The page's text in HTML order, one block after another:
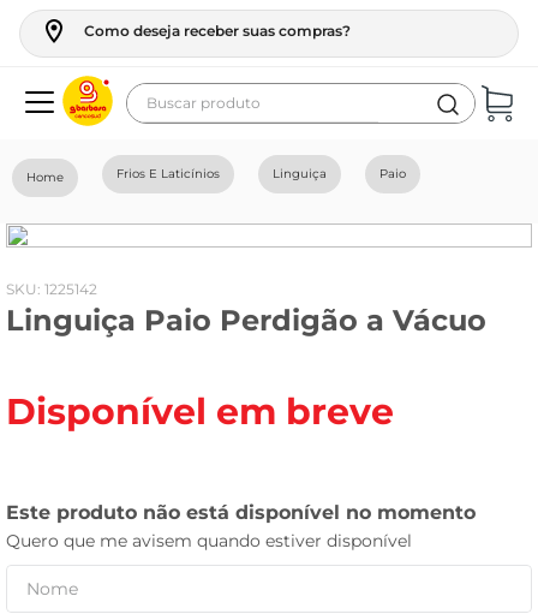
Como deseja receber suas compras?
Buscar produto
Frios E Laticínios Linguiça Paio
: 1225142
Linguiça Paio Perdigão a Vácuo
Disponível em breve
geladeira
fogao
café
frango
leite pó